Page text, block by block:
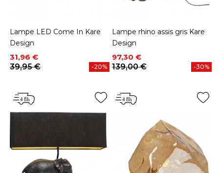
Lampe LED Come In Kare
Design
Prix
31,96 €
Prix de base
39,95 €
-20%
Lampe rhino assis gris Kare
Design
Prix
97,30 €
Prix de base
139,00 €
-30%